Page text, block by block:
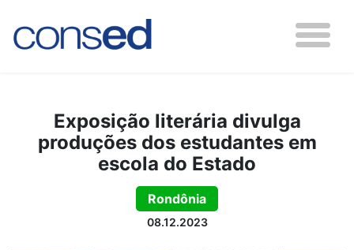
Exposição literária divulga
produções dos estudantes em
escola do Estado
Rondônia
08.12.2023